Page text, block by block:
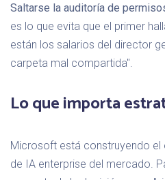
Saltarse la auditoría de
es lo que evita que el primer
están los salarios del director
carpeta mal compartida".
Lo que importa
Microsoft está construyendo
de IA enterprise del mercado.